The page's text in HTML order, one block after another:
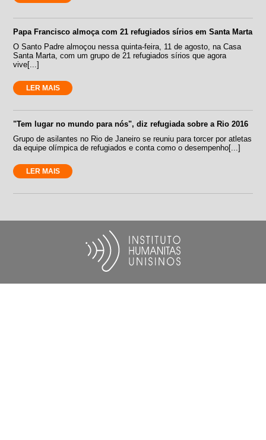
Papa Francisco almoça com 21 refugiados sírios em Santa Marta
O Santo Padre almoçou nessa quinta-feira, 11 de agosto, na Casa
Santa Marta, com um grupo de 21 refugiados sírios que agora
vive[...]
LER MAIS
"Tem lugar no mundo para nós", diz refugiada sobre a Rio 2016
Grupo de asilantes no Rio de Janeiro se reuniu para torcer por atletas
da equipe olímpica de refugiados e conta como o desempenho[...]
LER MAIS